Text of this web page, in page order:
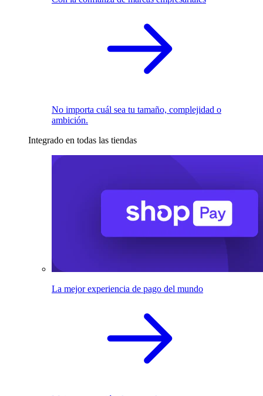
No importa cuál sea tu tamaño, complejidad o
ambición.
Integrado en todas las tiendas
La mejor experiencia de pago del mundo